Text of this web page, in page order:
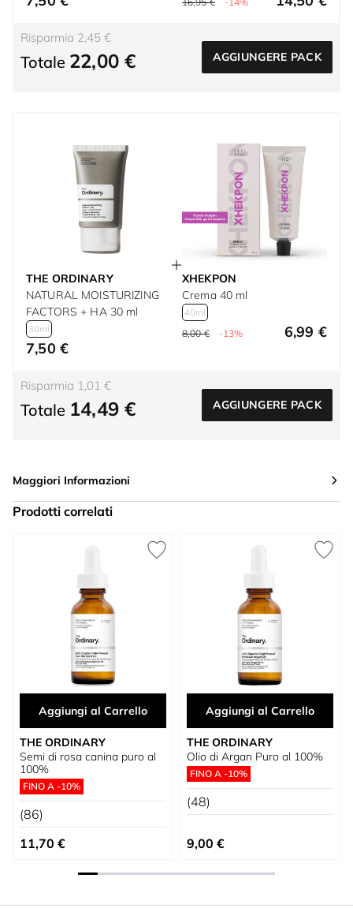
Risparmia 2,45 €
Totale 22,00 € AGGIUNGERE PACK
THE ORDINARY
NATURAL MOISTURIZING
FACTORS + HA 30 ml
30ml
7,50 €
XHEKPON
Crema 40 ml
40ml
8,00 € -13% 6,99 €
Risparmia 1,01 €
Totale 14,49 € AGGIUNGERE PACK
Maggiori Informazioni
Prodotti correlati
Aggiungi al Carrello
THE ORDINARY
Semi di rosa canina puro al
100%
FINO A -10%
(86)
11,70 €
Aggiungi al Carrello
THE ORDINARY
Olio di Argan Puro al 100%
FINO A -10%
(48)
9,00 €